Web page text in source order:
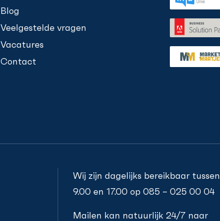
Blog
Veelgestelde vragen
Vacatures
Contact
Wij zijn dagelijks bereikbaar tussen
9.00 en 17.00 op 085 – 025 00 04
Mailen kan natuurlijk 24/7 naar